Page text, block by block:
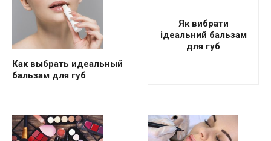
Как выбрать идеальный
бальзам для губ
Як вибрати
ідеальний бальзам
для губ